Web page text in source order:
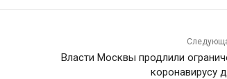
Власти Москвы продлили
коронавирусу